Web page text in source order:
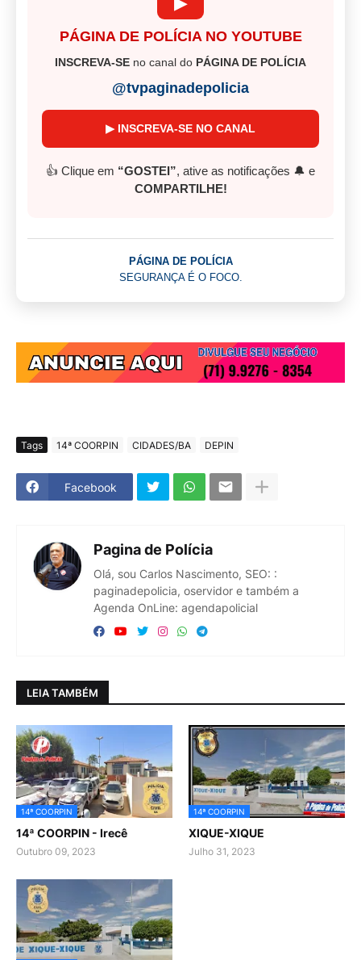
PÁGINA DE POLÍCIA NO YOUTUBE
INSCREVA-SE no canal do PÁGINA DE POLÍCIA
@tvpaginadepolicia
▶ INSCREVA-SE NO CANAL
👍 Clique em “GOSTEI”, ative as notificações 🔔 e
COMPARTILHE!
PÁGINA DE POLÍCIA
SEGURANÇA É O FOCO.
Tags 14ª COORPIN CIDADES/BA DEPIN
Facebook
Pagina de Polícia
Olá, sou Carlos Nascimento, SEO: :
paginadepolicia, oservidor e também a
Agenda OnLine: agendapolicial
LEIA TAMBÉM
14ª COORPIN
14ª COORPIN - Irecê
Outubro 09, 2023
14ª COORPIN
XIQUE-XIQUE
Julho 31, 2023